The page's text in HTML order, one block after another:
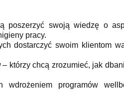
poszerzyć swoją wiedzę o
pracy.
dostarczyć swoim klientom
– którzy chcą zrozumieć, jak
wdrożeniem programów